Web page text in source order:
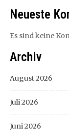
Neueste
Es sind keine
Archiv
August 2026
Juli 2026
Juni 2026